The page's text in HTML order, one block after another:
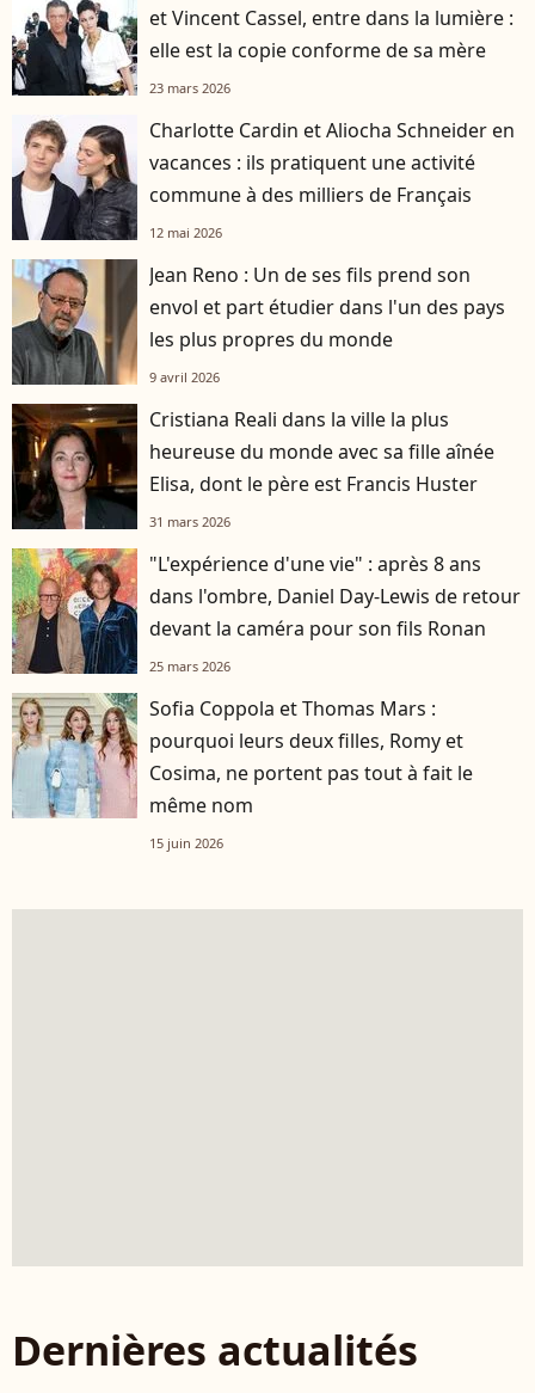
et Vincent Cassel, entre dans la lumière :
elle est la copie conforme de sa mère
23 mars 2026
Charlotte Cardin et Aliocha Schneider en
vacances : ils pratiquent une activité
commune à des milliers de Français
12 mai 2026
Jean Reno : Un de ses fils prend son
envol et part étudier dans l'un des pays
les plus propres du monde
9 avril 2026
Cristiana Reali dans la ville la plus
heureuse du monde avec sa fille aînée
Elisa, dont le père est Francis Huster
31 mars 2026
"L'expérience d'une vie" : après 8 ans
dans l'ombre, Daniel Day-Lewis de retour
devant la caméra pour son fils Ronan
25 mars 2026
Sofia Coppola et Thomas Mars :
pourquoi leurs deux filles, Romy et
Cosima, ne portent pas tout à fait le
même nom
15 juin 2026
Dernières actualités